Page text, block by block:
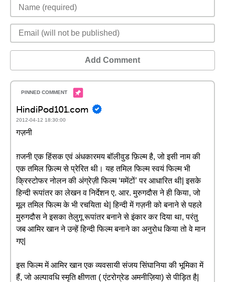
Add Comment
HindiPod101.com
2012-04-12 18:30:00
गज़नी
ग़जनी एक हिंसक एवं अंधकारमय बॉलीवुड फ़िल्म है, जो इसी नाम की
एक तमिल फ़िल्म से प्रेरित थी। यह तमिल फिल्म स्वयं फिल्म भी
क्रिस्टोफर नोलन की अंग्रेज़ी फिल्म ‘ममेंटों’ पर आधारित थी| इसके
हिन्दी रूपांतर का लेखन व निर्देशन ए. आर. मुरुगदौस ने ही किया, जो
मूल तमिल फिल्म के भी रचयिता थे| हिन्दी में गज़नी को बनाने से पहले
मुरुगदौस ने इसका तेलुगू रूपांतर बनाने से इंकार कर दिया था, परंतु
जब आमिर खान ने उन्हें हिन्दी फिल्म बनाने का अनुरोध किया तो वे मान
गए|
इस फिल्म में आमिर खान एक व्यवसायी संजय सिंघानिया की भूमिका में
हैं, जो अल्पावधि स्मृति क्षीणता ( एंटरोग्रेड अमनीज़िया) से पीड़ित है|